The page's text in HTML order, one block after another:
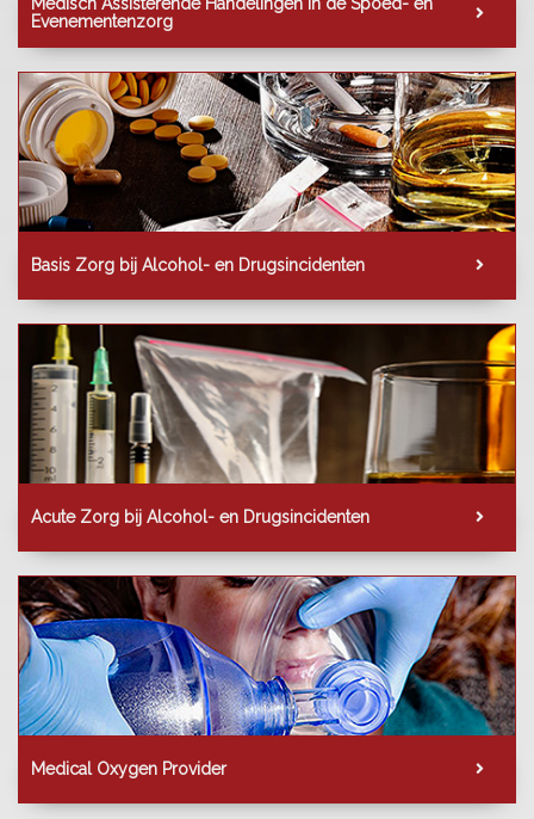
Evenementenzorg
Basis Zorg bij Alcohol- en Drugsincidenten
Acute Zorg bij Alcohol- en Drugsincidenten
Medical Oxygen Provider